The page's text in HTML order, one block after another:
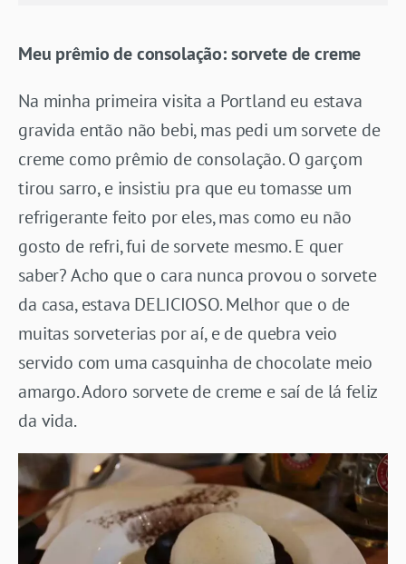
Meu prêmio de consolação: sorvete de creme
Na minha primeira visita a Portland eu estava
gravida então não bebi, mas pedi um sorvete de
creme como prêmio de consolação. O garçom
tirou sarro, e insistiu pra que eu tomasse um
refrigerante feito por eles, mas como eu não
gosto de refri, fui de sorvete mesmo. E quer
saber? Acho que o cara nunca provou o sorvete
da casa, estava DELICIOSO. Melhor que o de
muitas sorveterias por aí, e de quebra veio
servido com uma casquinha de chocolate meio
amargo. Adoro sorvete de creme e saí de lá feliz
da vida.